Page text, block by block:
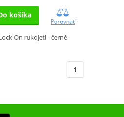
košíka
Porovnať
On rukojeti - černé
1